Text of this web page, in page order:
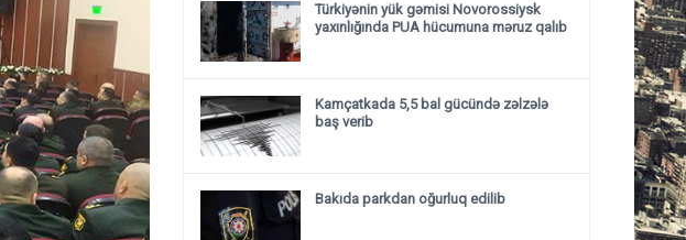
Türkiyənin yük gəmisi Novorossiysk
yaxınlığında PUA hücumuna məruz qalıb
Kamçatkada 5,5 bal gücündə zəlzələ
baş verib
Bakıda parkdan oğurluq edilib